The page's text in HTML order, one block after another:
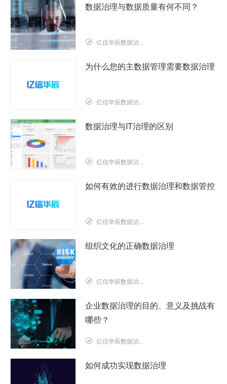
数据治理与数据质量有何不同？
亿信华辰数据治理研究院
为什么您的主数据管理需要数据治理
亿信华辰数据治理研究院
数据治理与IT治理的区别
亿信华辰数据治理研究院
如何有效的进行数据治理和数据管控
亿信华辰数据治理研究院
组织文化的正确数据治理
亿信华辰数据治理研究院
企业数据治理的目的、意义及挑战有
哪些？
亿信华辰数据治理研究院
如何成功实现数据治理